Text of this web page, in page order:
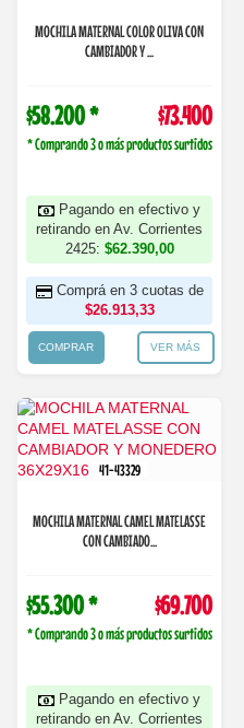
MOCHILA MATERNAL COLOR OLIVA CON
CAMBIADOR Y ...
$58.200 * $73.400
* Comprando 3 o más productos surtidos
Pagando en efectivo y
retirando en Av. Corrientes
2425: $62.390,00
Comprá en 3 cuotas de
$26.913,33
COMPRAR VER MÁS
41-43329
MOCHILA MATERNAL CAMEL MATELASSE
CON CAMBIADO...
$55.300 * $69.700
* Comprando 3 o más productos surtidos
Pagando en efectivo y
retirando en Av. Corrientes